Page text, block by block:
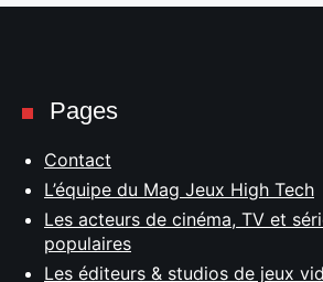
Pages
Contact
L’équipe du Mag Jeux High Tech
Les acteurs de cinéma, TV et
populaires
Les éditeurs & studios de jeux